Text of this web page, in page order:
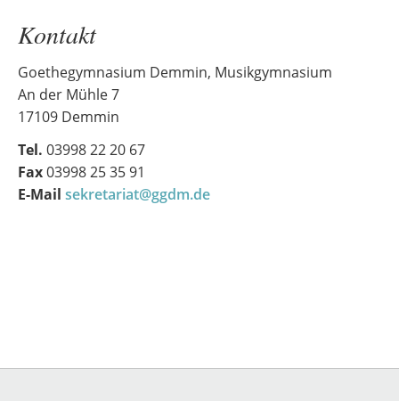
Kontakt
Goethegymnasium Demmin, Musikgymnasium
An der Mühle 7
17109 Demmin
Tel. 03998 22 20 67
Fax03998 25 35 91
E-Mail sekretariat@ggdm.de